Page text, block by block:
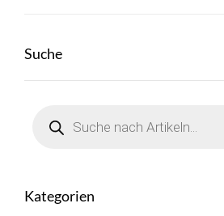
Suche
search
Kategorien